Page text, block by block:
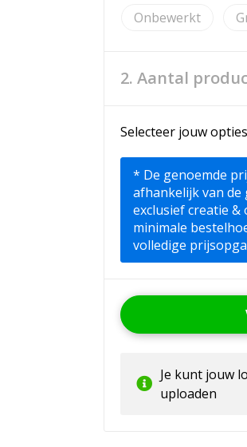
Onbewerkt
2. Aantal
Selecteer jouw
* De genoemde
afhankelijk van de
exclusief creatie
minimale
volledige
Je kunt jouw
uploaden